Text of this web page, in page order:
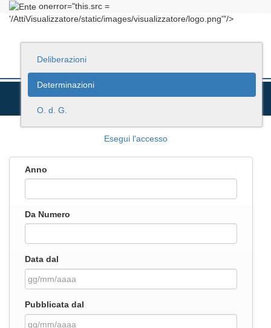
onerror="this.src =
'/AttiVisualizzatore/static/images/visualizzatore/logo.png'"/>
Deliberazioni
Determinazioni
O. d. G.
Esegui l'accesso
Anno
Da Numero
Data dal
Pubblicata dal